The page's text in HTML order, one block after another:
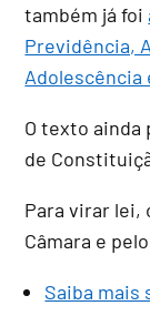
também já foi
Previdência,
Adolescência
O texto ainda
de
Para virar lei,
Câmara e
Saiba mais